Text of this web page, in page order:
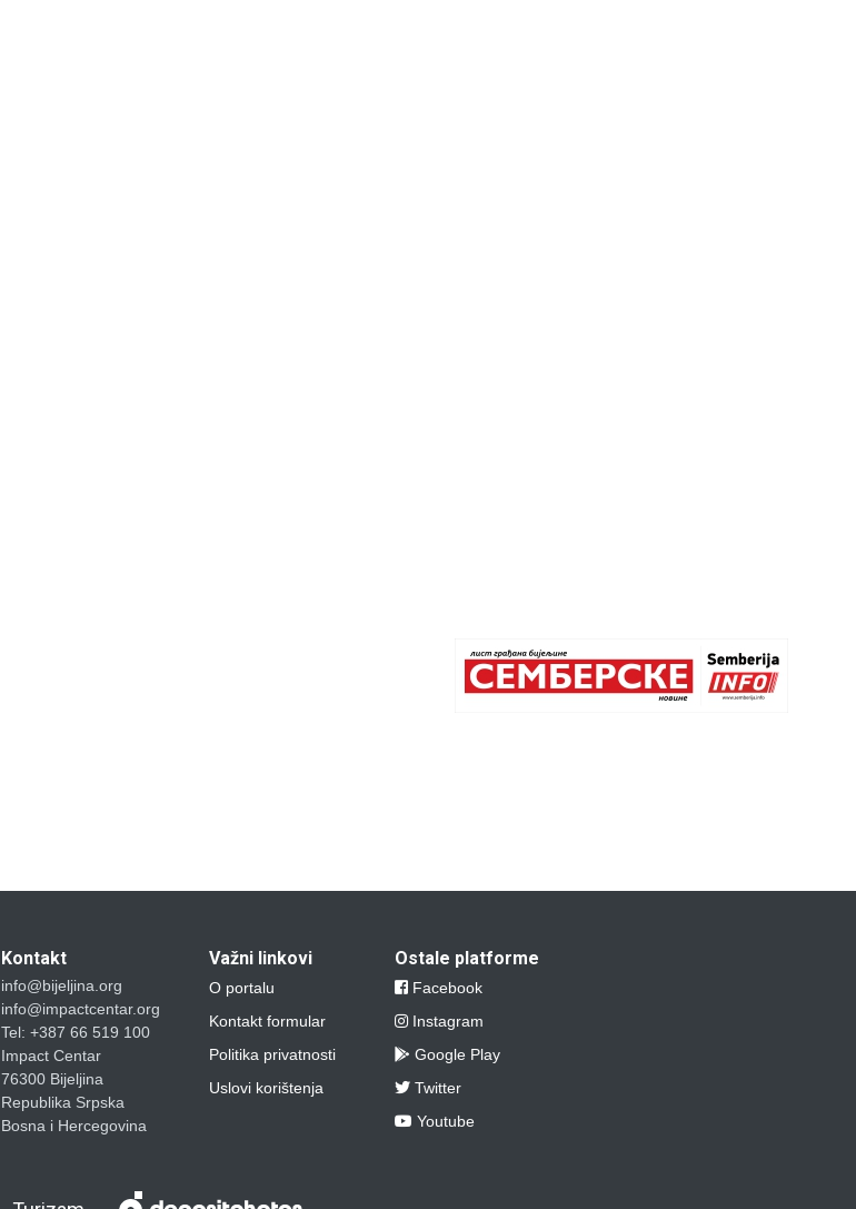
Kontakt
info@bijeljina.org
info@impactcentar.org
Tel: +387 66 519 100
Impact Centar
76300 Bijeljina
Republika Srpska
Bosna i Hercegovina
Važni linkovi
O portalu
Kontakt formular
Politika privatnosti
Uslovi korištenja
Ostale platforme
Facebook
Instagram
Google Play
Twitter
Youtube